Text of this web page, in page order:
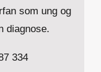
som ung og
diagnose.
334